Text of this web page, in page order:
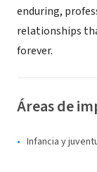
enduring,
relationships
forever.
Áreas de
Infancia y